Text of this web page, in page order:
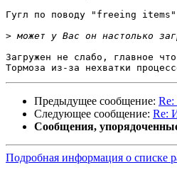
Гугл по поводу "freeing items"
>
Загружен не слабо, главное
Предыдущее сообщение: Re:
Следующее сообщение: Re:
Сообщения,
Подробная информация о списке